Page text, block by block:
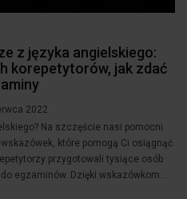
z języka angielskiego:
korepetytorów, jak zdać
2022
Na szczęście nasi pomocni
które pomogą Ci osiągnąć
przygotowali tysiące osób
egzaminów. Dzięki wskazówkom...